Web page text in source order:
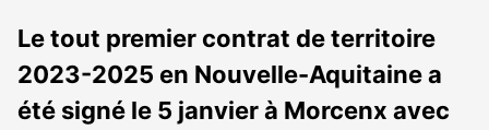
abonnés
Le tout premier contrat de territoire
2023-2025 en Nouvelle-Aquitaine a
été signé le 5 janvier à Morcenx avec